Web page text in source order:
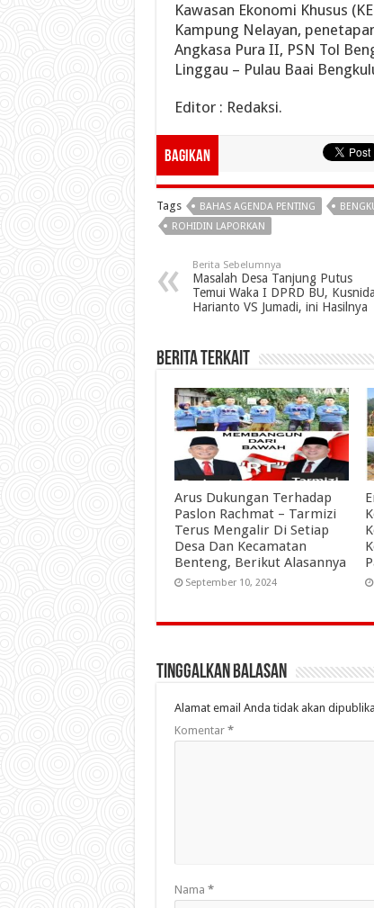
Kawasan Ekonomi Khusus
Kampung Nelayan,
Angkasa Pura II, PSN Tol
Linggau – Pulau Baai
Editor : Redaksi.
Bagikan
Tags BAHAS AGENDA PENTING
ROHIDIN LAPORKAN
Berita Sebelumnya
Masalah Desa Tanjung Putus
Temui Waka I DPRD BU, Kusnida
Harianto VS Jumadi, ini Hasilnya
Berita Terkait
Arus Dukungan Terhadap
Paslon Rachmat – Tarmizi
Terus Mengalir Di Setiap
Desa Dan Kecamatan
Benteng, Berikut Alasannya
September 10, 2024
Tinggalkan Balasan
Alamat email Anda tidak akan
Komentar *
Nama *